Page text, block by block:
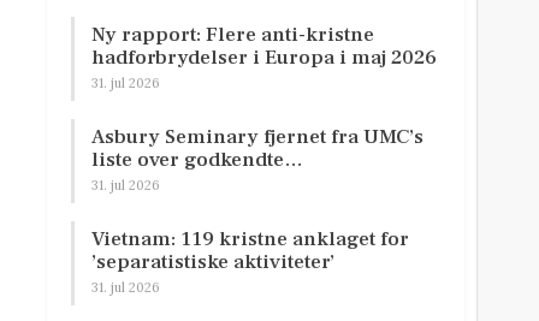
Ny rapport: Flere anti-kristne
hadforbrydelser i Europa i maj 2026
31. jul 2026
Asbury Seminary fjernet fra UMC’s
liste over godkendte…
31. jul 2026
Vietnam: 119 kristne anklaget for
’separatistiske aktiviteter’
31. jul 2026